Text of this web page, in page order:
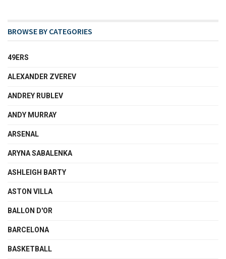
BROWSE BY CATEGORIES
49ERS
ALEXANDER ZVEREV
ANDREY RUBLEV
ANDY MURRAY
ARSENAL
ARYNA SABALENKA
ASHLEIGH BARTY
ASTON VILLA
BALLON D'OR
BARCELONA
BASKETBALL